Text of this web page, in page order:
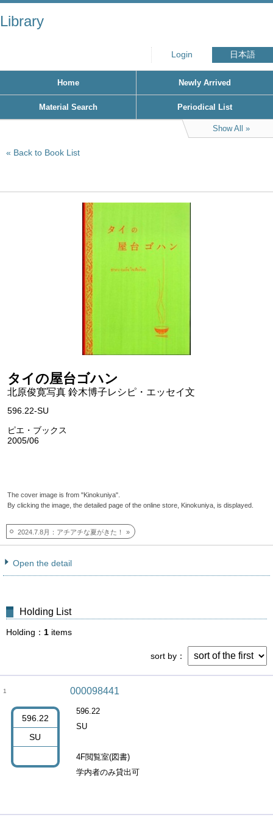
Library
Login 日本語
Home Newly Arrived
Material Search Periodical List
Show All
Back to Book List
タイの屋台ゴハン
北原俊寛写真 鈴木博子レシピ・エッセイ文
596.22-SU
ピエ・ブックス
2005/06
The cover image is from "Kinokuniya".
By clicking the image, the detailed page of the online store, Kinokuniya, is displayed.
2024.7.8月：アチアチな夏がきた！
Open the detail
Holding List
Holding 1 items
sort by
1
596.22
SU
000098441
596.22
SU
4F閲覧室(図書)
学内者のみ貸出可